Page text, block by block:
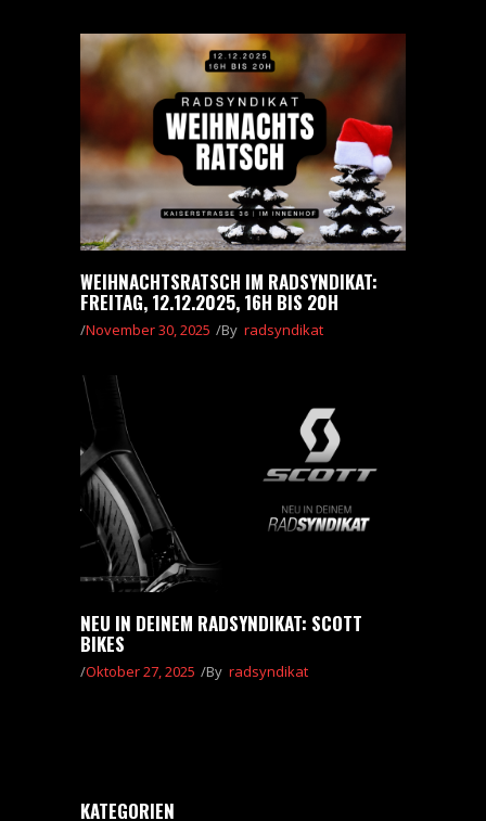
WEIHNACHTSRATSCH IM RADSYNDIKAT:
FREITAG, 12.12.2025, 16H BIS 20H
November 30, 2025 By radsyndikat
NEU IN DEINEM RADSYNDIKAT: SCOTT
BIKES
Oktober 27, 2025 By radsyndikat
KATEGORIEN